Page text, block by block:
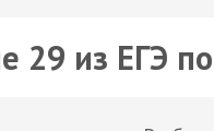
29 из ЕГЭ